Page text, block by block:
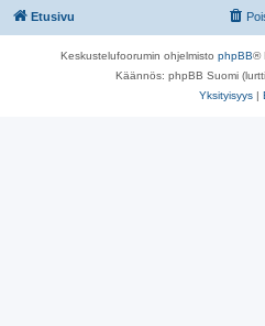
Etusivu
Keskustelufoorumin ohjelmisto phpBB®
Käännös: phpBB Suomi
Yksityisyys |